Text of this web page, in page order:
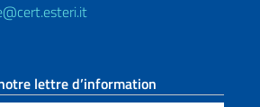
lettre d’information